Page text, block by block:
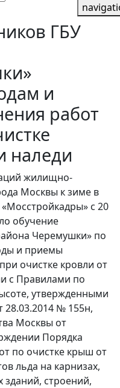
ГБУ
и
работ
наледи
жилищно-
Москвы к зиме в
с 20
обучение
Черемушки» по
и приемы
очистке кровли от
с Правилами по
утвержденными
28.03.2014 № 155н,
Москвы от
Порядка
по очистке крыш от
льда на карнизах,
строений,